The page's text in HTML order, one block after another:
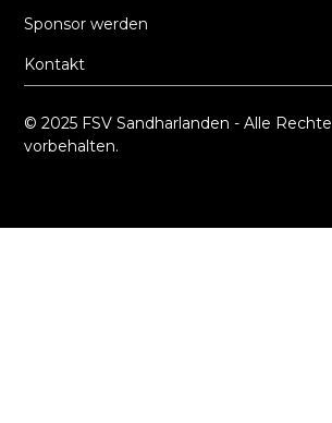
Sponsor werden
Kontakt
© 2025 FSV Sandharlanden - Alle Rechte
vorbehalten.